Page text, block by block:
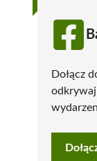
Dołącz
odkrywaj